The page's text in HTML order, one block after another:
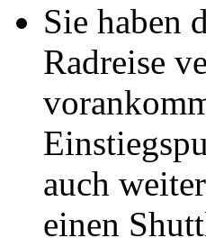
Sie haben
Radreise
auch
einen